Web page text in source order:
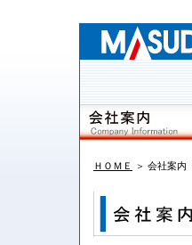
プロフィール
事業所一覧
環境への取り組み
て
ＨＯＭＥ ＞ 会社案内